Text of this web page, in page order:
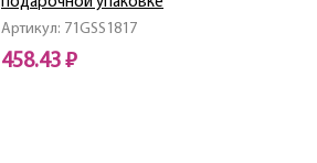
Артикул: 71GSS1817
458.43 ₽